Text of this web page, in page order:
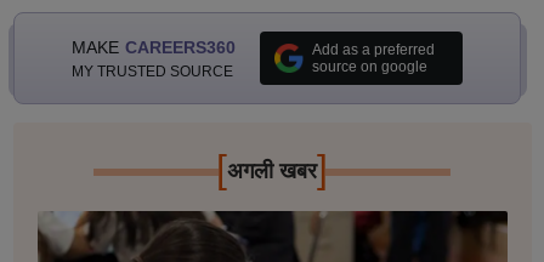
MAKE CAREERS360
MY TRUSTED SOURCE
Add as a preferred
source on google
[अगली खबर]